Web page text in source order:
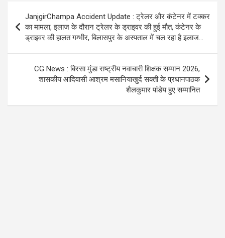
o
o
k
A
p
p
a
m
navigation
JanjgirChampa Accident Update : ट्रेलर और कंटेनर में टक्कर
का मामला, इलाज के दौरान ट्रेलर के ड्राइवर की हुई मौत, कंटेनर के
ड्राइवर की हालत गम्भीर, बिलासपुर के अस्पताल में चल रहा है इलाज…
CG News : बिरसा मुंडा राष्ट्रीय नवाचारी शिक्षक सम्मान 2026,
शासकीय आदिवासी आश्रम मसानियाखुर्द सक्ती के प्रधानपाठक
शैलकुमार पांडेय हुए सम्मानित